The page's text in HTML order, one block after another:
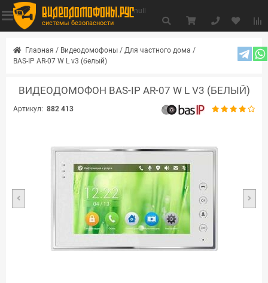
видеодомофоны.рус
системы безопасности
null
Главная / Видеодомофоны / Для частного дома /
BAS-IP AR-07 W L v3 (белый)
ВИДЕОДОМОФОН BAS-IP AR-07 W L V3 (БЕЛЫЙ)
Артикул: 882 413